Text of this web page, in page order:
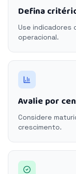
Defina
Use indicadores
operacional.
Avalie por
Considere
crescimento.